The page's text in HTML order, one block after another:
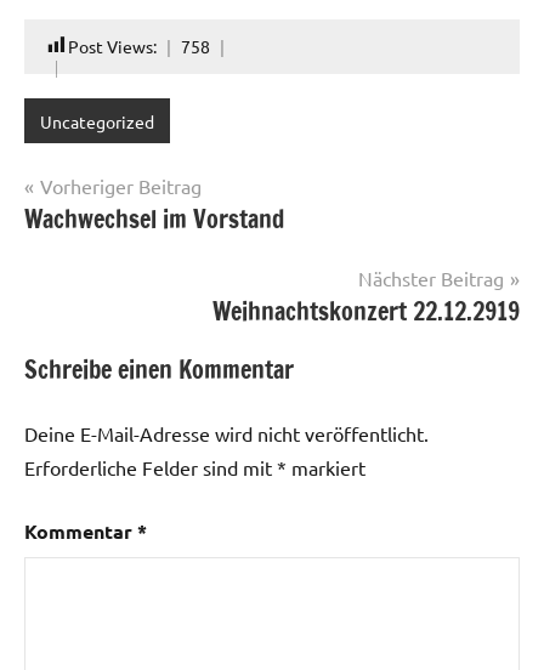
Post Views: 758
Uncategorized
Beitragsnavigation
Vorheriger Beitrag
Wachwechsel im Vorstand
Nächster Beitrag
Weihnachtskonzert 22.12.2919
Schreibe einen Kommentar
Deine E-Mail-Adresse wird nicht veröffentlicht.
Erforderliche Felder sind mit * markiert
Kommentar*